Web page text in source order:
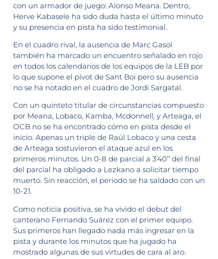
con un armador de juego: Alonso Meana. Dentro,
Herve Kabasele ha sido duda hasta el último minuto
y su presencia en pista ha sido testimonial.
En el cuadro rival, la ausencia de Marc Gasol
también ha marcado un encuentro señalado en rojo
en todos los calendarios de los equipos de la LEB por
lo que supone el pívot de Sant Boi pero su ausencia
no se ha notado en el cuadro de Jordi Sargatal.
Con un quinteto titular de circunstancias compuesto
por Meana, Lobaco, Kamba, Mcdonnell, y Arteaga, el
OCB no se ha encontrado cómo en pista desde el
inicio. Apenas un triple de Raúl Lobaco y una cesta
de Arteaga sostuvieron el ataque azul en los
primeros minutos. Un 0-8 de parcial a 3’40’’ del final
del parcial ha obligado a Lezkano a solicitar tiempo
muerto. Sin reacción, el periodo se ha saldado con un
10-21.
Como noticia positiva, se ha vivido el debut del
canterano Fernando Suárez con el primer equipo.
Sus primeros han llegado nada más ingresar en la
pista y durante los minutos que ha jugado ha
mostrado algunas de sus virtudes de cara al aro.